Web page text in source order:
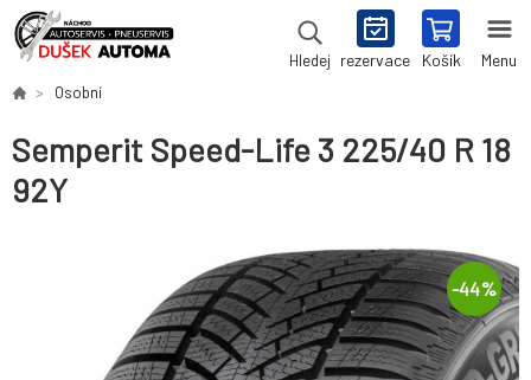
Hledej rezervace Košík Menu
Osobní
Semperit Speed-Life 3 225/40 R 18
92Y
-44%